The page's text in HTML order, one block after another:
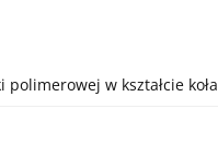
polimerowej w kształcie koła